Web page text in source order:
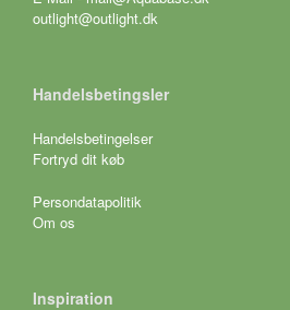
outlight@outlight.dk
Handelsbetingsler
Handelsbetingelser
Fortryd dit køb
Persondatapolitik
Om os
Inspiration